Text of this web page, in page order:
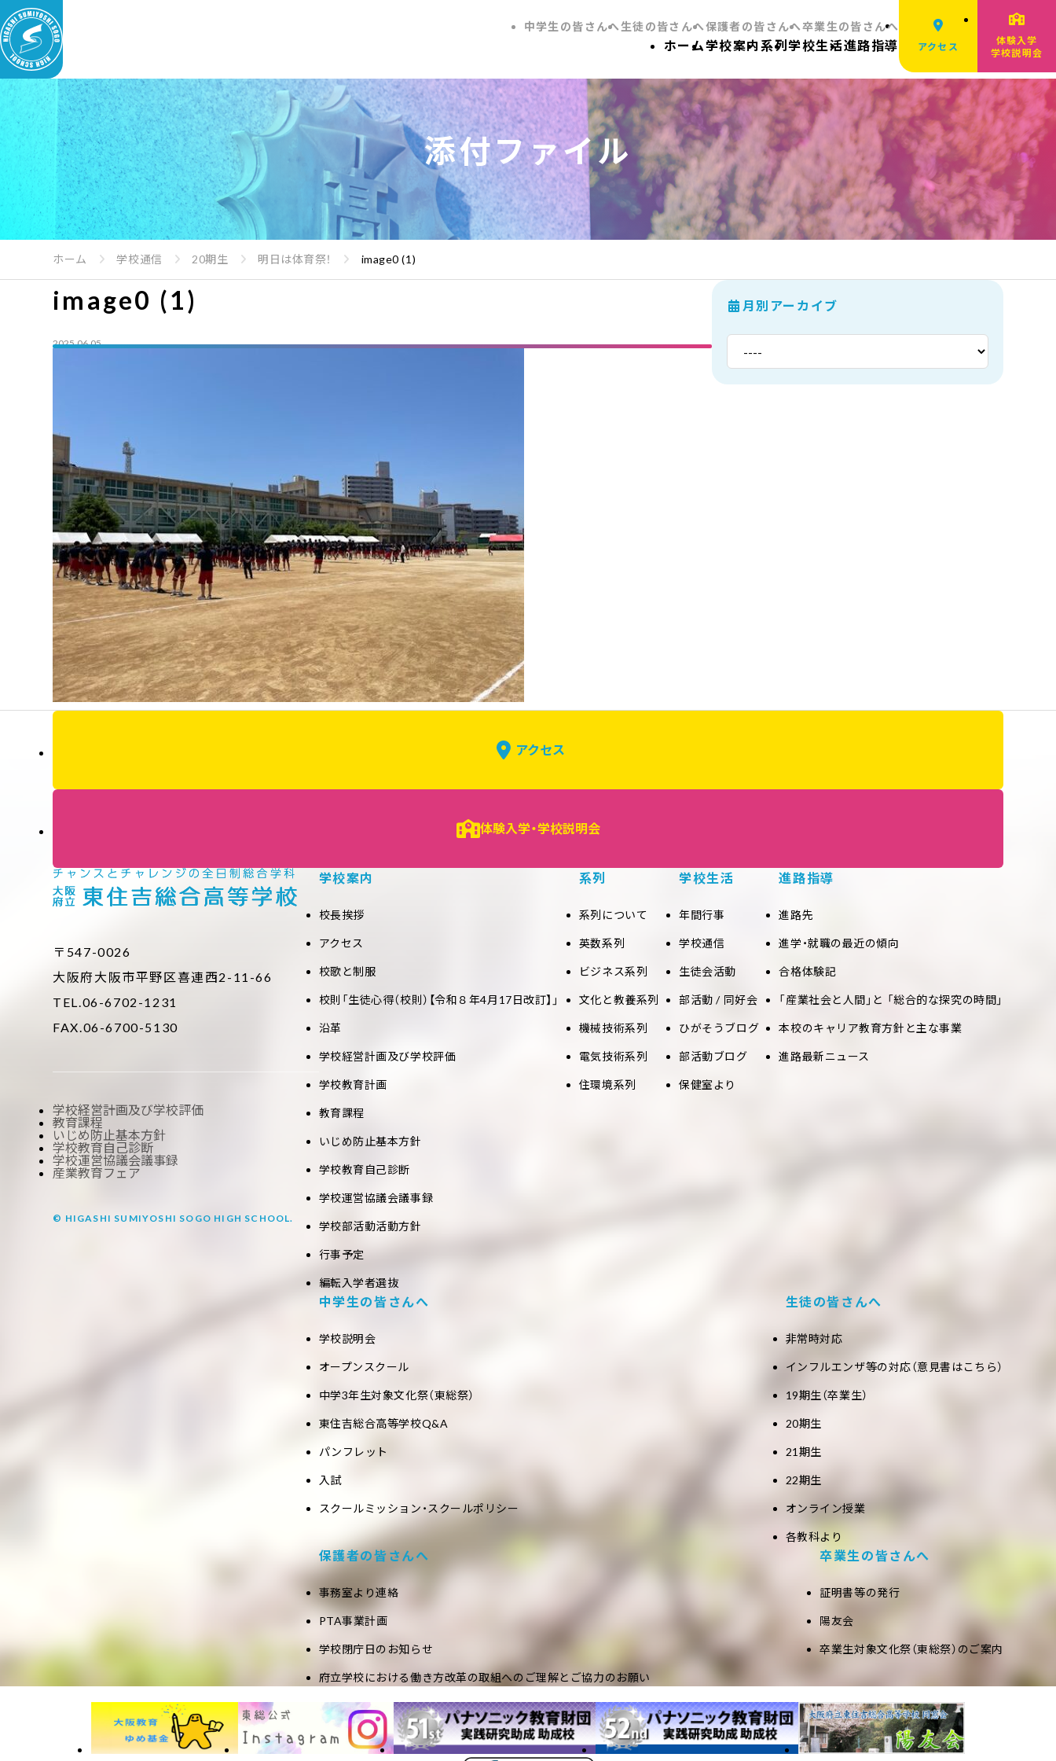
中学生の皆さんへ生徒の皆さんへ保護者の皆さんへ卒業生の皆さんへ
ホーム 学校案内 系列学校生活進路指導 アクセス
体験入学
学校説明会
添付ファイル
ホーム 学校通信 20期生 明日は体育祭！ image0 (1)
image0 (1)
2025.06.05
月別アーカイブ
アクセス
体験入学・学校説明会
学校案内
校長挨拶
アクセス
校歌と制服
校則「生徒心得（校則）【令和８年4月17日改訂】」
沿革
学校経営計画及び学校評価
学校教育計画
教育課程
いじめ防止基本方針
学校教育自己診断
学校運営協議会議事録
学校部活動活動方針
行事予定
編転入学者選抜
系列
系列について
英数系列
ビジネス系列
文化と教養系列
機械技術系列
電気技術系列
住環境系列
学校生活
年間行事
学校通信
生徒会活動
部活動 / 同好会
ひがそうブログ
部活動ブログ
保健室より
進路指導
進路先
進学・就職の最近の傾向
合格体験記
「産業社会と人間」と 「総合的な探究の時間」
本校のキャリア教育方針と主な事業
進路最新ニュース
中学生の皆さんへ
学校説明会
オープンスクール
中学3年生対象文化祭（東総祭）
東住吉総合高等学校Q&A
パンフレット
入試
スクールミッション・スクールポリシー
生徒の皆さんへ
非常時対応
インフルエンザ等の対応（意見書はこちら）
19期生（卒業生）
20期生
21期生
22期生
オンライン授業
各教科より
保護者の皆さんへ
事務室より連絡
PTA事業計画
学校閉庁日のお知らせ
府立学校における働き方改革の取組へのご理解とご協力のお願い
卒業生の皆さんへ
証明書等の発行
陽友会
卒業生対象文化祭（東総祭）のご案内
〒547-0026
大阪府大阪市平野区喜連西2-11-66
TEL.06-6702-1231
FAX.06-6700-5130
学校経営計画及び学校評価
教育課程
いじめ防止基本方針
学校教育自己診断
学校運営協議会議事録
産業教育フェア
© HIGASHI SUMIYOSHI SOGO HIGH SCHOOL.